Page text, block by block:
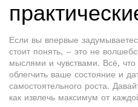
Если вы впервые
стоит понять, – это не
мыслями и чувствами. Всё,
облегчить ваше состояние и
самостоятельного роста.
как извлечь максимум от